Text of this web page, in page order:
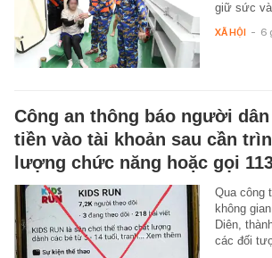
giữ sức
XÃ HỘI - 6
Công an thông báo người
tiền vào tài khoản sau cần
lượng chức năng hoặc gọi
Qua công
không
Diên,
các đối